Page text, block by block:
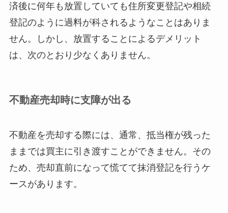
済後に何年も放置していても住所変更登記や相続
登記のように過料が科されるようなことはありま
せん。しかし、放置することによるデメリット
は、次のとおり少なくありません。
不動産売却時に支障が出る
不動産を売却する際には、通常、抵当権が残った
ままでは買主に引き渡すことができません。その
ため、売却直前になって慌てて抹消登記を行うケ
ースがあります。